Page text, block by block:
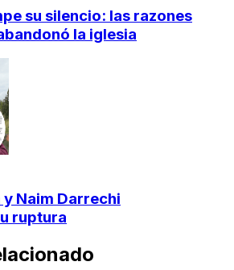
su silencio: las razones
la iglesia
y Naim Darrechi
ruptura